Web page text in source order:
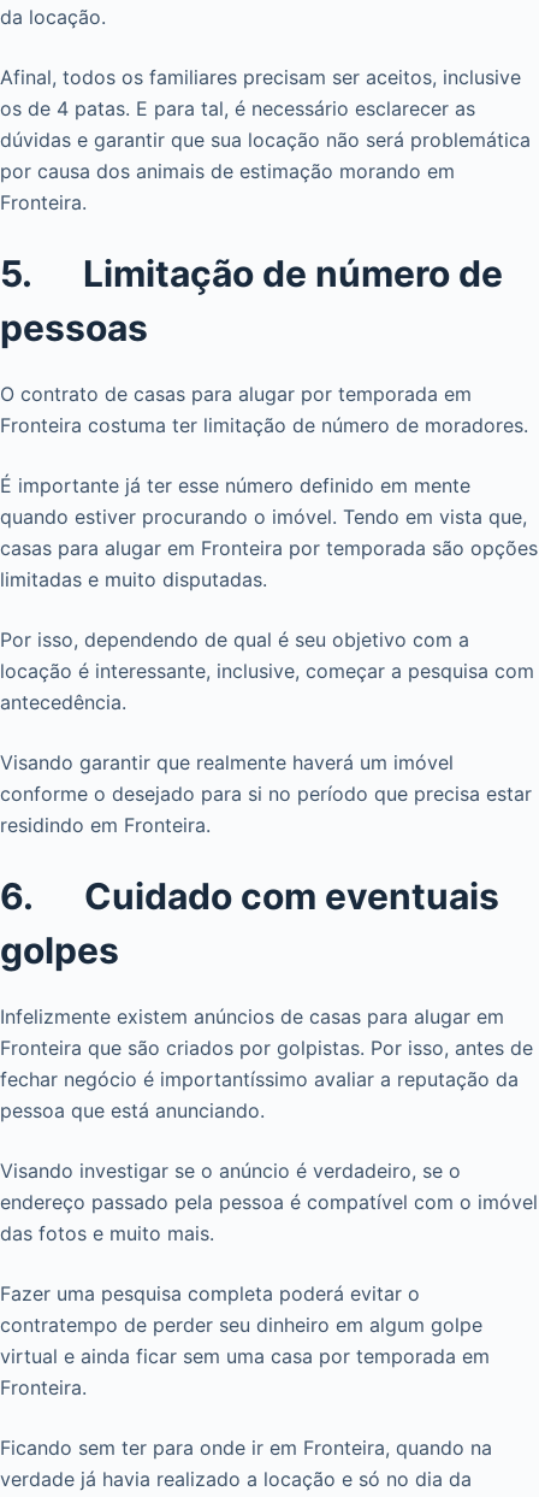
da locação.
Afinal, todos os familiares precisam ser aceitos, inclusive
os de 4 patas. E para tal, é necessário esclarecer as
dúvidas e garantir que sua locação não será problemática
por causa dos animais de estimação morando em
Fronteira.
5. Limitação de número de
pessoas
O contrato de casas para alugar por temporada em
Fronteira costuma ter limitação de número de moradores.
É importante já ter esse número definido em mente
quando estiver procurando o imóvel. Tendo em vista que,
casas para alugar em Fronteira por temporada são opções
limitadas e muito disputadas.
Por isso, dependendo de qual é seu objetivo com a
locação é interessante, inclusive, começar a pesquisa com
antecedência.
Visando garantir que realmente haverá um imóvel
conforme o desejado para si no período que precisa estar
residindo em Fronteira.
6. Cuidado com eventuais
golpes
Infelizmente existem anúncios de casas para alugar em
Fronteira que são criados por golpistas. Por isso, antes de
fechar negócio é importantíssimo avaliar a reputação da
pessoa que está anunciando.
Visando investigar se o anúncio é verdadeiro, se o
endereço passado pela pessoa é compatível com o imóvel
das fotos e muito mais.
Fazer uma pesquisa completa poderá evitar o
contratempo de perder seu dinheiro em algum golpe
virtual e ainda ficar sem uma casa por temporada em
Fronteira.
Ficando sem ter para onde ir em Fronteira, quando na
verdade já havia realizado a locação e só no dia da